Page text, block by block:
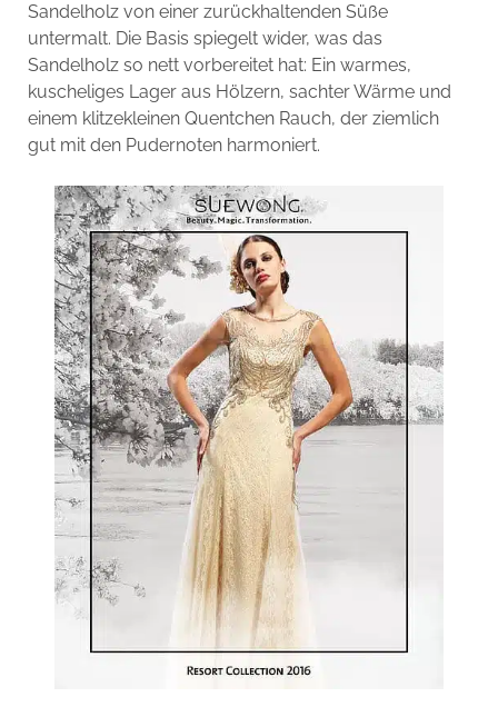
Sandelholz von einer zurückhaltenden Süße
untermalt. Die Basis spiegelt wider, was das
Sandelholz so nett vorbereitet hat: Ein warmes,
kuscheliges Lager aus Hölzern, sachter Wärme und
einem klitzekleinen Quentchen Rauch, der ziemlich
gut mit den Pudernoten harmoniert.